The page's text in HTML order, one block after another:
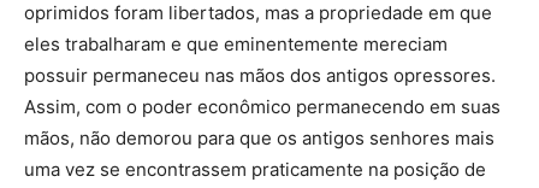
oprimidos foram libertados, mas a propriedade em que
eles trabalharam e que eminentemente mereciam
possuir permaneceu nas mãos dos antigos opressores.
Assim, com o poder econômico permanecendo em suas
mãos, não demorou para que os antigos senhores mais
uma vez se encontrassem praticamente na posição de